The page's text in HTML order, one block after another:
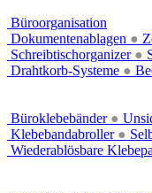
Büroorganisation
Dokumentenablagen ●
Schreibtischorganizer ●
Drahtkorb-Systeme ●
Büroklebebänder ●
Klebebandabroller ●
Wiederablösbare